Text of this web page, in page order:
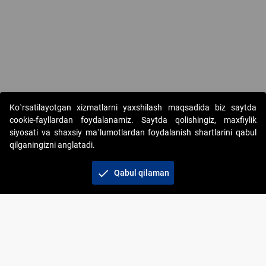
Copyright © 2017-2026. "Elektron onlayn-auksionlarni
tashkil etish" AJ. Barcha huquqlar himoyalangan
Ko`rsatilayotgan xizmatlarni yaxshilash maqsadida biz saytda
cookie-fayllardan foydalanamiz. Saytda qolishingiz, maxfiylik
siyosati va shaxsiy ma`lumotlardan foydalanish shartlarini qabul
qilganingizni anglatadi.
check Qabul qilaman